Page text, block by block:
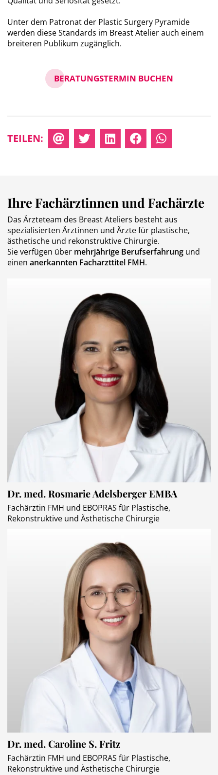
Unter dem Patronat der Plastic Surgery Pyramide
werden diese Standards im Breast Atelier auch einem
breiteren Publikum zugänglich.
BERATUNGSTERMIN BUCHEN
TEILEN:
Ihre Fachärztinnen und Fachärzte
Das Ärzteteam des Breast Ateliers besteht aus
spezialisierten Ärztinnen und Ärzte für plastische,
ästhetische und rekonstruktive Chirurgie.
Sie verfügen über mehrjährige Berufserfahrung und
einen anerkannten Facharzttitel FMH.
Dr. med. Rosmarie Adelsberger EMBA
Fachärztin FMH und EBOPRAS für Plastische,
Rekonstruktive und Ästhetische Chirurgie
Dr. med. Caroline S. Fritz
Fachärztin FMH und EBOPRAS für Plastische,
Rekonstruktive und Ästhetische Chirurgie